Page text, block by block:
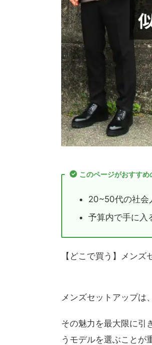
このページがおすすめ
20~50代の社会
予算内で手に入
【どこで買う】メン
メンズセットアップは
その魅力を最大限に引
うモデルを選ぶことが